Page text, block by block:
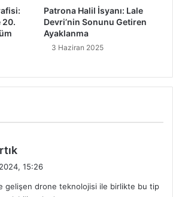
20.
Patrona Halil İsyanı: Lale
Devri’nin Sonunu Getiren
Ayaklanma
3 Haziran 2025
i
15:26
gelişen drone teknolojisi ile birlikte bu tip